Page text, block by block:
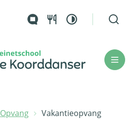
QuestiOuderportaalHoog contrastZoek
Menu
Opvang Vakantieopvang